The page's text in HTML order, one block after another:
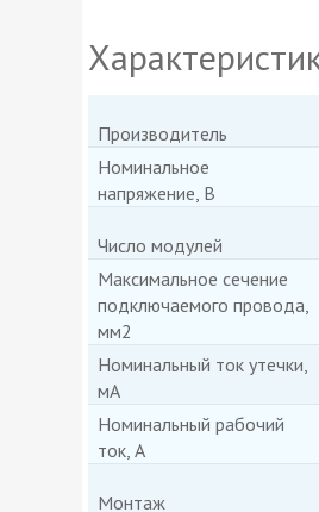
Производитель
Номинальное
напряжение, В
Число модулей
Максимальное сечение
подключаемого провода,
мм2
Номинальный ток утечки,
мА
Номинальный рабочий
ток, А
Монтаж